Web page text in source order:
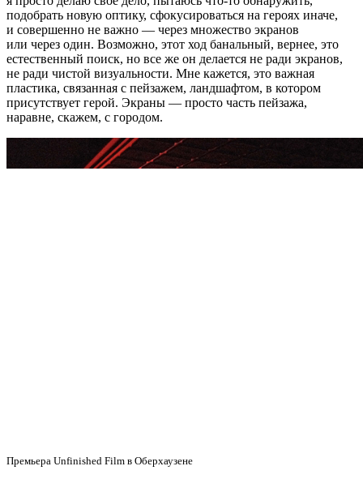
подобрать новую оптику, сфокусироваться на героях иначе,
и совершенно не важно — через множество экранов
или через один. Возможно, этот ход банальный, вернее, это
естественный поиск, но все же он делается не ради экранов,
не ради чистой визуальности. Мне кажется, это важная
пластика, связанная с пейзажем, ландшафтом, в котором
присутствует герой. Экраны — просто часть пейзажа,
наравне, скажем, с городом.
Премьера Unfinished Film в Оберхаузене